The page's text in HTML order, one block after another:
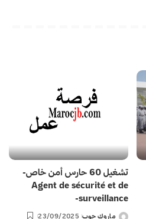
تشغيل 60 حارس أمن خاص-
Agent de sécurité et de
surveillance-
ماروك جوب 23/09/2025